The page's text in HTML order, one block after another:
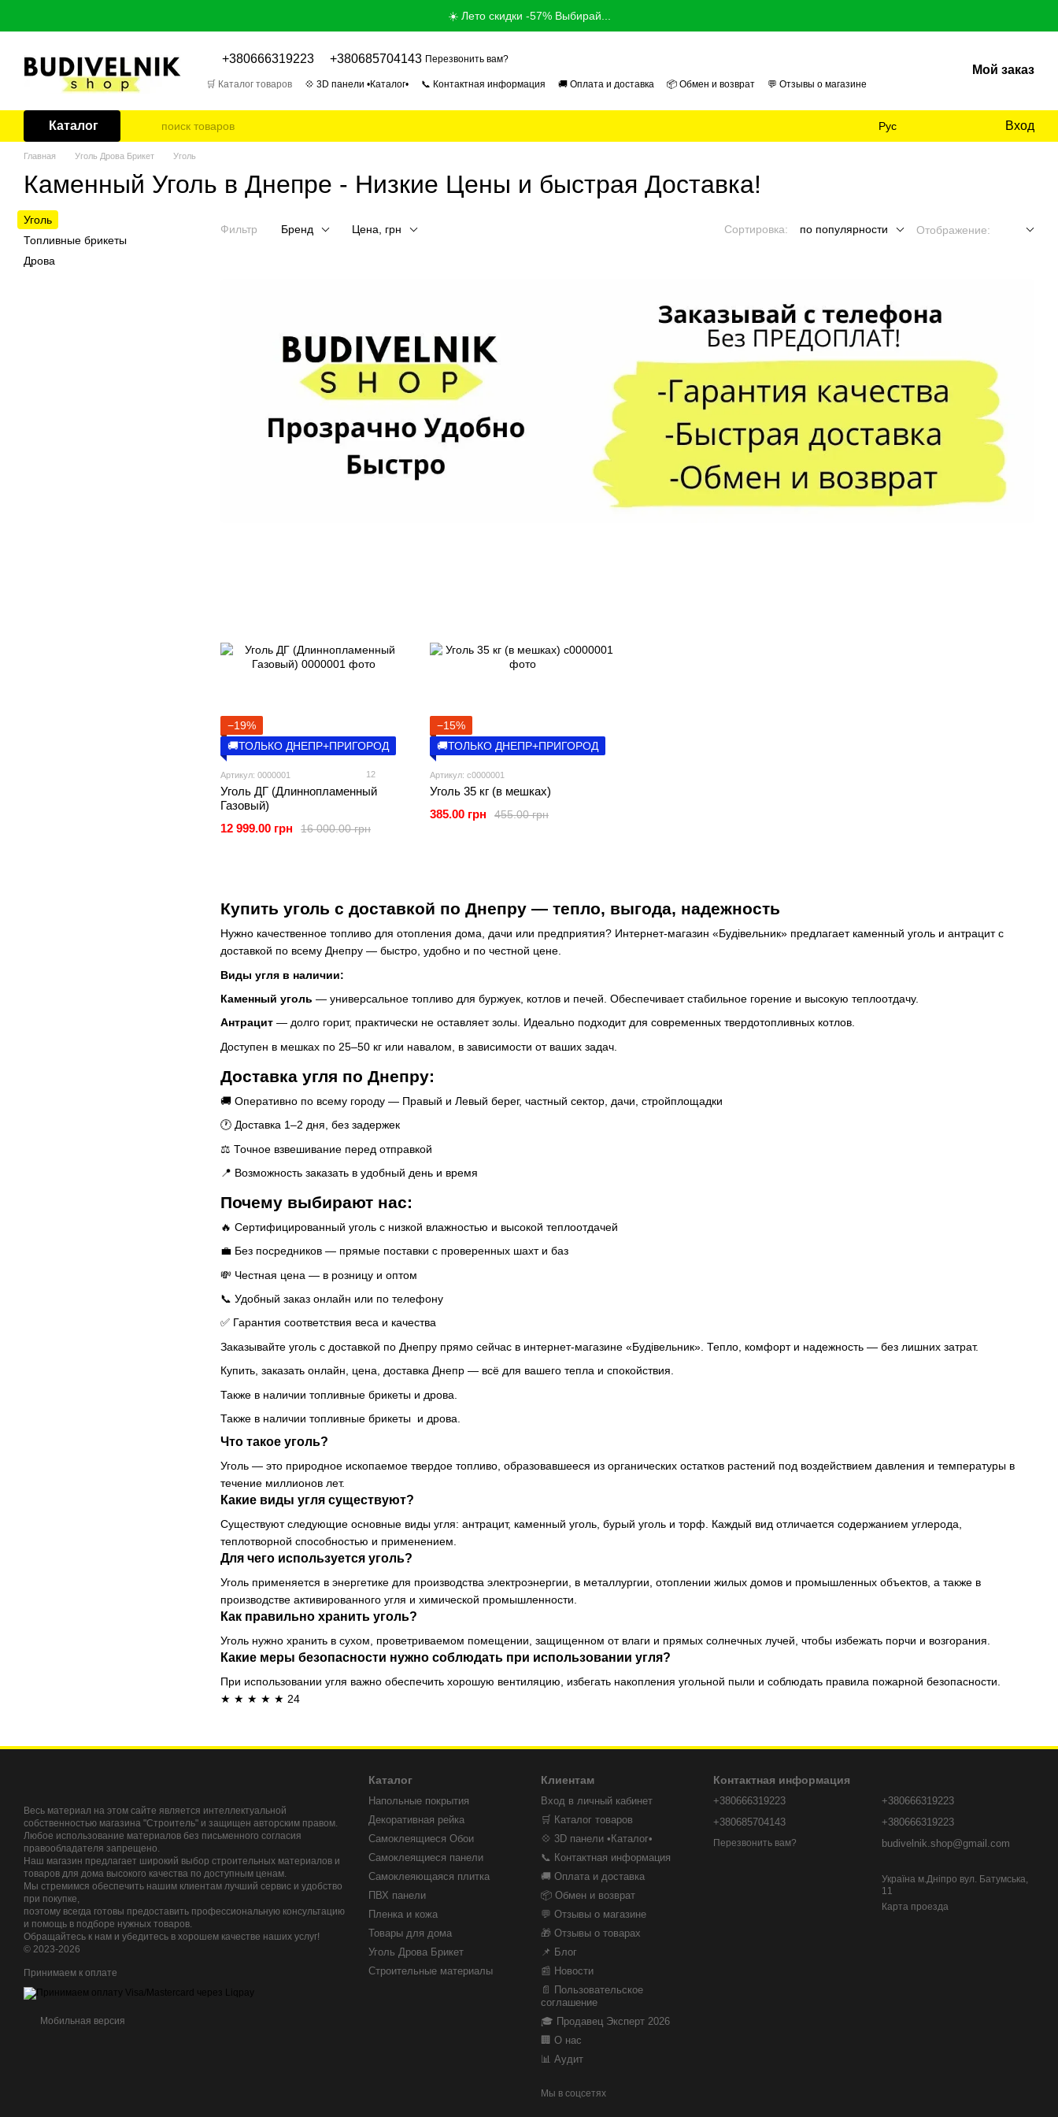
☀️ Лето скидки -57% Выбирай...
+380666319223 +380685704143 Перезвонить вам?
🛒 Каталог товаров 💠 3D панели •Каталог• 📞 Контактная информация 🚚 Оплата и доставка 📦 Обмен и возврат
💬 Отзывы о магазине
Мой заказ
Каталог Рус Вход
Главная Уголь Дрова Брикет Уголь
Каменный Уголь в Днепре - Низкие Цены и быстрая Доставка!
Фильтр Бренд Цена, грн Сортировка: по популярности Отображение:
Купить уголь с доставкой по Днепру — тепло, выгода, надежность
Нужно качественное топливо для отопления дома, дачи или предприятия? Интернет-магазин «Будівельник» предлагает каменный уголь и антрацит с
доставкой по всему Днепру — быстро, удобно и по честной цене.
Виды угля в наличии:
Каменный уголь — универсальное топливо для буржуек, котлов и печей. Обеспечивает стабильное горение и высокую теплоотдачу.
Антрацит — долго горит, практически не оставляет золы. Идеально подходит для современных твердотопливных котлов.
Доступен в мешках по 25–50 кг или навалом, в зависимости от ваших задач.
Доставка угля по Днепру:
🚚 Оперативно по всему городу — Правый и Левый берег, частный сектор, дачи, стройплощадки
🕐 Доставка 1–2 дня, без задержек
⚖️ Точное взвешивание перед отправкой
📍 Возможность заказать в удобный день и время
Почему выбирают нас:
🔥 Сертифицированный уголь с низкой влажностью и высокой теплоотдачей
💼 Без посредников — прямые поставки с проверенных шахт и баз
💸 Честная цена — в розницу и оптом
📞 Удобный заказ онлайн или по телефону
✅ Гарантия соответствия веса и качества
Заказывайте уголь с доставкой по Днепру прямо сейчас в интернет-магазине «Будівельник». Тепло, комфорт и надежность — без лишних затрат.
Купить, заказать онлайн, цена, доставка Днепр — всё для вашего тепла и спокойствия.
Также в наличии топливные брикеты и дрова.
Также в наличии топливные брикеты и дрова
Что такое уголь?
Уголь — это природное ископаемое твердое топливо, образовавшееся из органических остатков растений под воздействием давления и температуры в
течение миллионов лет.
Какие виды угля существуют?
Существуют следующие основные виды угля: антрацит, каменный уголь, бурый уголь и торф. Каждый вид отличается содержанием углерода,
теплотворной способностью и применением.
Для чего используется уголь?
Уголь применяется в энергетике для производства электроэнергии, в металлургии, отоплении жилых домов и промышленных объектов, а также в
производстве активированного угля и химической промышленности.
Как правильно хранить уголь?
Уголь нужно хранить в сухом, проветриваемом помещении, защищенном от влаги и прямых солнечных лучей, чтобы избежать порчи и возгорания.
Какие меры безопасности нужно соблюдать при использовании угля?
При использовании угля важно обеспечить хорошую вентиляцию, избегать накопления угольной пыли и соблюдать правила пожарной безопасности.
★ ★ ★ ★ ★ 24
−19%
🚚ТОЛЬКО ДНЕПР+ПРИГОРОД
Артикул: 0000001 12
Уголь ДГ (Длиннопламенный
Газовый)
16 000.00 грн
12 999.00 грн
−15%
🚚ТОЛЬКО ДНЕПР+ПРИГОРОД
Артикул: c0000001
Уголь 35 кг (в мешках)
455.00 грн
385.00 грн
Уголь
Топливные брикеты
Дрова
Весь материал на этом сайте является интеллектуальной
собственностью магазина "Строитель" и защищен авторским правом.
Любое использование материалов без письменного согласия
правообладателя запрещено.
Наш магазин предлагает широкий выбор строительных материалов и
товаров для дома высокого качества по доступным ценам.
Мы стремимся обеспечить нашим клиентам лучший сервис и удобство
при покупке,
поэтому всегда готовы предоставить профессиональную консультацию
и помощь в подборе нужных товаров.
Обращайтесь к нам и убедитесь в хорошем качестве наших услуг!
© 2023-2026
Принимаем к оплате
Мобильная версия
Каталог
Напольные покрытия
Декоративная рейка
Самоклеящиеся Обои
Самоклеящиеся панели
Самоклеяющаяся плитка
ПВХ панели
Пленка и кожа
Товары для дома
Уголь Дрова Брикет
Строительные материалы
Клиентам
Вход в личный кабинет
🛒 Каталог товаров
💠 3D панели •Каталог•
📞 Контактная информация
🚚 Оплата и доставка
📦 Обмен и возврат
💬 Отзывы о магазине
🎁 Отзывы о товарах
📌 Блог
📰 Новости
📄 Пользовательское
соглашение
🎓 Продавец Эксперт 2026
🏢 О нас
📊 Аудит
Мы в соцсетях
Контактная информация
+380666319223
+380685704143
Перезвонить вам?
+380666319223
+380666319223
budivelnik.shop@gmail.com
Україна м.Дніпро вул. Батумська,
11
Карта проезда